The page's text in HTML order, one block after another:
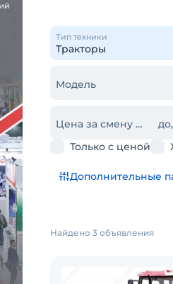
Тип техники
Модель
Цена за смену от, ₽
Только с ценой
Дополнительные
Найдено 3 объявления